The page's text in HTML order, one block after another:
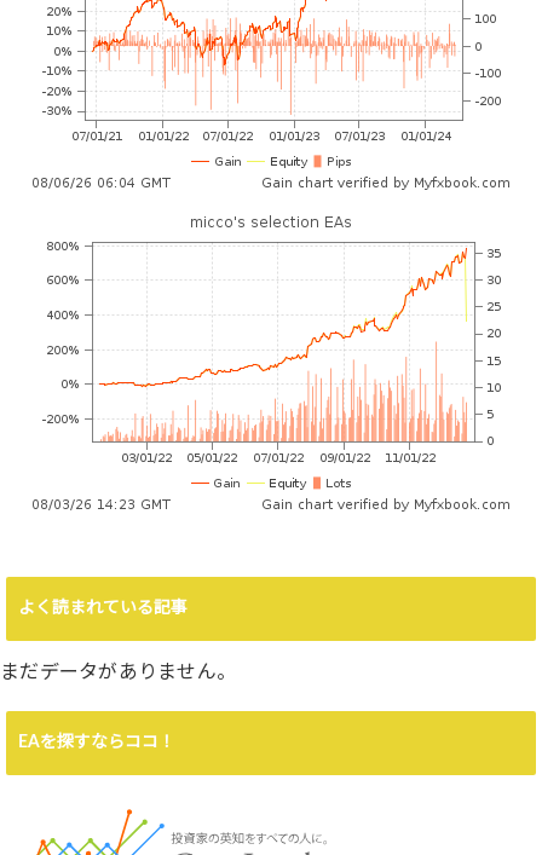
よく読まれている記事
まだデータがありません。
EAを探すならココ！